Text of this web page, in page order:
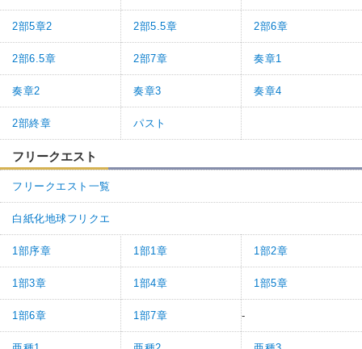
2部5章2 2部5.5章 2部6章
2部6.5章 2部7章 奏章1
奏章2 奏章3 奏章4
2部終章 パスト
フリークエスト
フリークエスト一覧
白紙化地球フリクエ
1部序章 1部1章 1部2章
1部3章 1部4章 1部5章
1部6章 1部7章 -